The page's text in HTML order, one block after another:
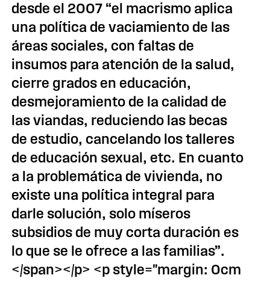
desde el 2007 “el macrismo aplica
una política de vaciamiento de las
áreas sociales, con faltas de
insumos para atención de la salud,
cierre grados en educación,
desmejoramiento de la calidad de
las viandas, reduciendo las becas
de estudio, cancelando los talleres
de educación sexual, etc. En cuanto
a la problemática de vivienda, no
existe una política integral para
darle solución, solo míseros
subsidios de muy corta duración es
lo que se le ofrece a las familias”.
</span></p> <p style="margin: 0cm